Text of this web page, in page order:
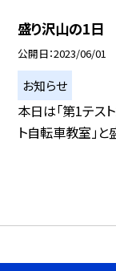
盛り沢山の1日
公開日 2023/06/01
お知らせ
本日は「第1テスト
ト自転車教室」と